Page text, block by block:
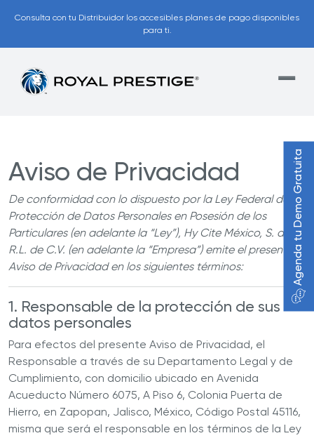
Consulta con tu Distribuidor los accesibles planes de pago disponibles
para ti.
Aviso de Privacidad
De conformidad con lo dispuesto por la Ley Federal de
Protección de Datos Personales en Posesión de los
Particulares (en adelante la “Ley”), Hy Cite México, S. de
R.L. de C.V. (en adelante la “Empresa”) emite el presente
Aviso de Privacidad en los siguientes términos:
1. Responsable de la protección de sus
datos personales
Para efectos del presente Aviso de Privacidad, el
Responsable a través de su Departamento Legal y de
Cumplimiento, con domicilio ubicado en Avenida
Acueducto Número 6075, A Piso 6, Colonia Puerta de
Hierro, en Zapopan, Jalisco, México, Código Postal 45116,
misma que será el responsable en los términos de la Ley
Agenda tu Demo Gratuita